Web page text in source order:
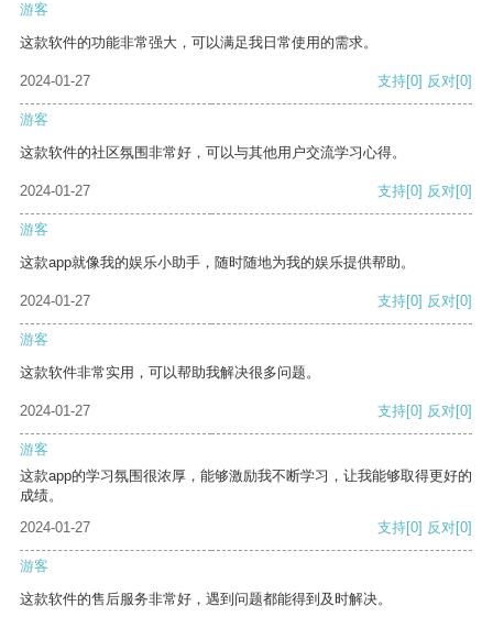
游客
这款软件的功能非常强大，可以满足我日常使用的需求。
2024-01-27 支持[0] 反对[0]
游客
这款软件的社区氛围非常好，可以与其他用户交流学习心得。
2024-01-27 支持[0] 反对[0]
游客
这款app就像我的娱乐小助手，随时随地为我的娱乐提供帮助。
2024-01-27 支持[0] 反对[0]
游客
这款软件非常实用，可以帮助我解决很多问题。
2024-01-27 支持[0] 反对[0]
游客
这款app的学习氛围很浓厚，能够激励我不断学习，让我能够取得更好的
成绩。
2024-01-27
支持[0] 反对[0]
游客
这款软件的售后服务非常好，遇到问题都能得到及时解决。